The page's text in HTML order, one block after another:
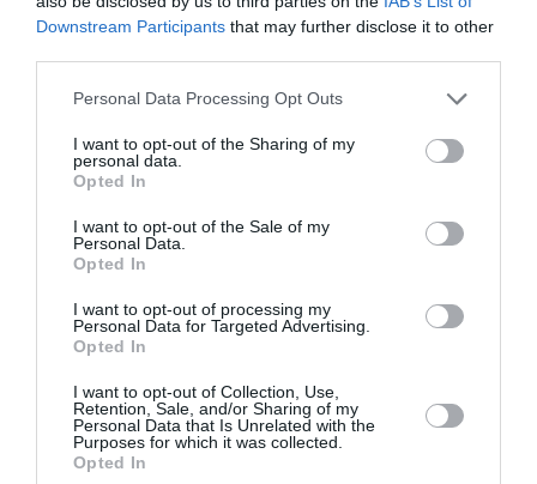
Downstream Participants that may further disclose it to other
Personal Data Processing Opt Outs
I want to opt-out of the Sharing of my
personal data.
Opted In
I want to opt-out of the Sale of my
Personal Data.
Opted In
I want to opt-out of processing my
Personal Data for Targeted Advertising.
Opted In
I want to opt-out of Collection, Use,
Retention, Sale, and/or Sharing of my
Personal Data that Is Unrelated with the
Purposes for which it was collected.
Opted In
O «Οιδίποδας» του
Ρόμπερτ Άικ ξανά
Νίκο Κουρή & Μαρία
Θεοδώρα,
Αυτοκράτειρα του
ελληνική όπερα του
στο θέατρο
Μακμπέθ, της
Κατερίνας
Ευαγγελάτου με
Γιώργο Γάλλο &
Καρυοφυλλιά
Καραμπέτη στο
Αίνιγμα της Εικόνας:
Ομαδική έκθεση στο
Ίδρυμα Π. & Μ.
Κυδωνιέως